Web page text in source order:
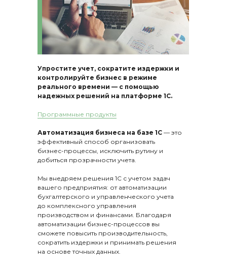
Упростите учет, сократите издержки и
контролируйте бизнес в режиме
реального времени — с помощью
надежных решений на платформе 1С.
Программные продукты
Автоматизация бизнеса на базе 1С — это
эффективный способ организовать
бизнес-процессы, исключить рутину и
добиться прозрачности учета.
Мы внедряем решения 1С с учетом задач
вашего предприятия: от автоматизации
бухгалтерского и управленческого учета
до комплексного управления
производством и финансами. Благодаря
автоматизации бизнес-процессов вы
сможете повысить производительность,
сократить издержки и принимать решения
на основе точных данных.